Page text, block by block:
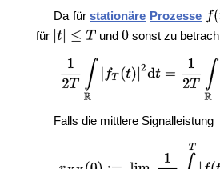
Da fürstationäre Prozesse
für
und sonst zu
Falls die mittlere Signalleistung